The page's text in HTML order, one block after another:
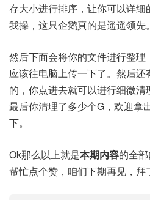
存大小进行排序，让你可以详细
我操，这只企鹅真的是遥遥领先。
然后下面会将你的文件进行整
应该往电脑上传一下了。然后
的，你点进去就可以进行细微
最后你清理了多少个G，欢迎拿
下。
Ok那么以上就是本期内容的全
帮忙点个赞，咱们下期再见，拜